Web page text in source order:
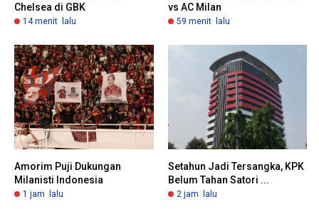
Chelsea di GBK
14 menit lalu
vs AC Milan
59 menit lalu
Amorim Puji Dukungan
Milanisti Indonesia
1 jam lalu
Setahun Jadi Tersangka, KPK
Belum Tahan Satori ...
2 jam lalu